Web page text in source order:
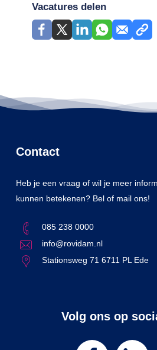
Vacatures delen
Contact
Heb je een vraag of wil je meer
kunnen betekenen? Bel of mail ons!
085 238 0000
info@rovidam.nl
Stationsweg 71 6711 PL Ede
Volg ons op